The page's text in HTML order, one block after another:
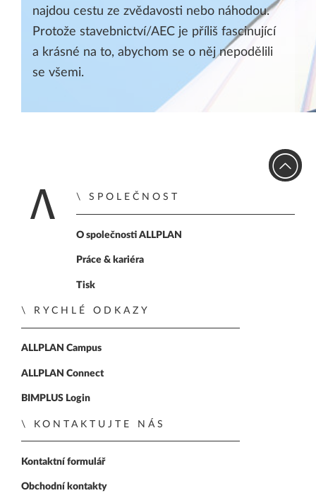
najdou cestu ze zvědavosti nebo náhodou.
Protože stavebnictví/AEC je příliš fascinující
a krásné na to, abychom se o něj nepodělili
se všemi.
Home
SPOLEČNOST
O společnosti ALLPLAN
Práce & kariéra
Tisk
RYCHLÉ ODKAZY
ALLPLAN Campus
ALLPLAN Connect
BIMPLUS Login
KONTAKTUJTE NÁS
Kontaktní formulář
Obchodní kontakty